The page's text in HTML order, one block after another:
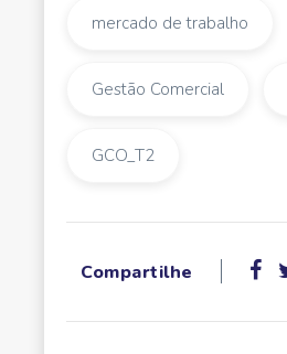
mercado de trabalho
Gestão Comercial
GCO_T2
Compartilhe